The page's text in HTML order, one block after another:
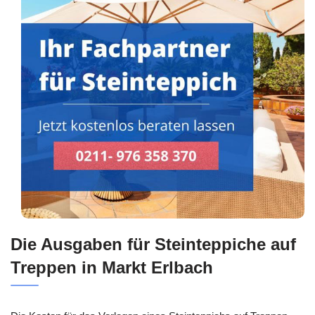
Die Ausgaben für Steinteppiche auf
Treppen in Markt Erlbach